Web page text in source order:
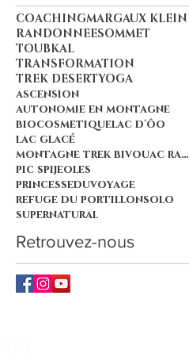
COACHINGMARGAUX KLEIN
RANDONNEESOMMET
TOUBKAL
TRANSFORMATION
TREK DESERTYOGA
ascension
autonomie en montagne
biocosmetiquelac d'ôo
lac glacé
montagne trek bivouac randonnée
pic spijeoles
princesseduvoyage
refuge du portillonsolo
supernatural
Retrouvez-nous